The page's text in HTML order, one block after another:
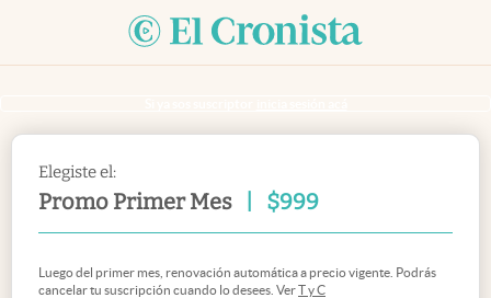
Elegiste el:
Promo Primer Mes $999
Luego del primer mes, renovación automática a precio vigente. Podrás
cancelar tu suscripción cuando lo desees. VerT y C